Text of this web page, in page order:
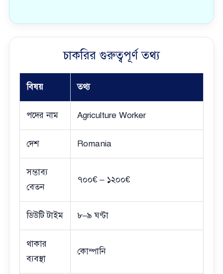
চাকরির গুরুত্বপূর্ণ তথ্য
বিষয় তথ্য
পদের নাম Agriculture Worker
দেশ Romania
সম্ভাব্য
বেতন
৭০০€ – ১২০০€
ডিউটি টাইম ৮–৯ ঘণ্টা
থাকার
ব্যবস্থা
কোম্পানি